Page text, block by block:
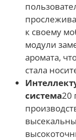
к своему
модули
аромата,
стала
система20